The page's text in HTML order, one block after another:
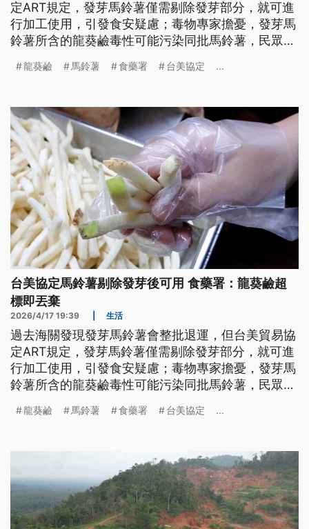
定ART規定，發芽馬鈴薯僅需剔除發芽部分，就可進
行加工使用，引發食安疑慮；毒物專家擔憂，發芽馬
鈴薯所含的龍葵鹼毒性可能污染同批馬鈴薯，民眾若
則強調，若發現馬鈴薯有腐敗或龍葵鹼含量超標，就
龍葵鹼 馬鈴薯 食藥署 台美協定 ...
台美協定馬鈴薯剔除發芽後可用 食藥署：龍葵鹼超
標即丟棄
2026/4/17 19:39 生活
過去海關發現發芽馬鈴薯會整批退運，但台美貿易協
定ART規定，發芽馬鈴薯僅需剔除發芽部分，就可進
行加工使用，引發食安疑慮；毒物專家擔憂，發芽馬
鈴薯所含的龍葵鹼毒性可能污染同批馬鈴薯，民眾若
則強調，若發現馬鈴薯有腐敗或龍葵鹼含量超標，就
龍葵鹼 馬鈴薯 食藥署 台美協定 ...